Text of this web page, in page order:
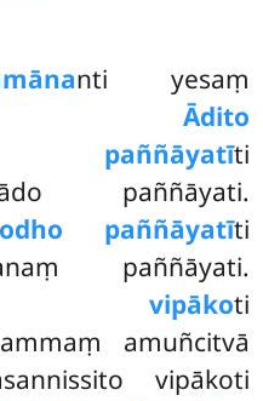
nti yesaṃ
Ādito
paññāyatīti
paññāyati.
paññāyatīti
paññāyati.
vipākoti
amuñcitvā
vipākoti